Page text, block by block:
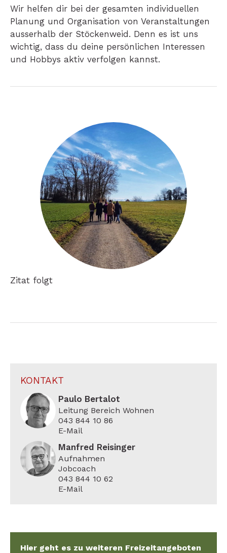
Wir helfen dir bei der gesamten individuellen
Planung und Organisation von Veranstaltungen
ausserhalb der Stöckenweid. Denn es ist uns
wichtig, dass du deine persönlichen Interessen
und Hobbys aktiv verfolgen kannst.
Zitat folgt
KONTAKT
Paulo Bertalot
Leitung Bereich Wohnen
043 844 10 86
E-Mail
Manfred Reisinger
Aufnahmen
Jobcoach
043 844 10 62
E-Mail
Hier geht es zu weiteren Freizeitangeboten